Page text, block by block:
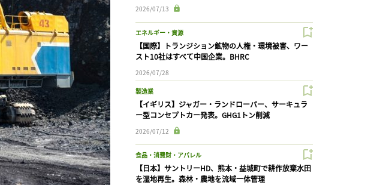
2026/07/13
エネルギー・資源
【国際】トランジション鉱物の人権・環境被害、ワー
スト10社はすべて中国企業。BHRC
2026/07/28
製造業
【イギリス】ジャガー・ランドローバー、サーキュラ
ー型コンセプトカー発表。GHG1トン削減
2026/07/12
食品・消費財・アパレル
【日本】サントリーHD、熊本・益城町で耕作放棄水田
を湿地再生。森林・農地を流域一体管理